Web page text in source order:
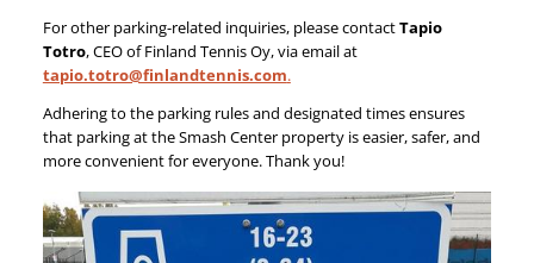
For other parking-related inquiries, please contactTapio
Totro, CEO of Finland Tennis Oy, via email at
tapio.totro@finlandtennis.com.
Adhering to the parking rules and designated times ensures
that parking at the Smash Center property is easier, safer, and
more convenient for everyone. Thank you!